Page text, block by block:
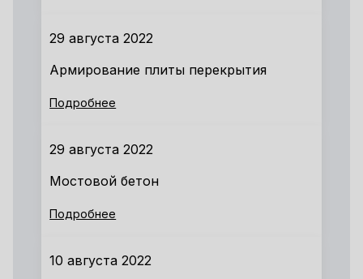
29 августа 2022
Армирование плиты перекрытия
Подробнее
29 августа 2022
Мостовой бетон
Подробнее
10 августа 2022